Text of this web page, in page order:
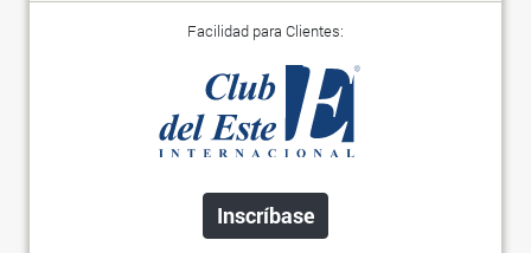
Facilidad para Clientes:
Inscríbase